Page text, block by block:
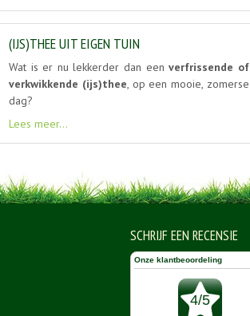
(IJS)THEE UIT EIGEN TUIN
Wat is er nu lekkerder dan eenverfrissende of
verkwikkende (ijs)thee, op een mooie, zomerse
dag?
Lees meer...
SCHRIJF EEN RECENSIE